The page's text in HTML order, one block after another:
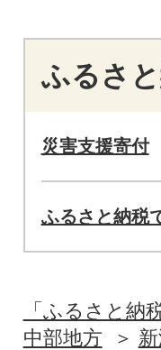
ふるさ
災害支援寄付
ふるさと納税
「ふるさと納
中部地方